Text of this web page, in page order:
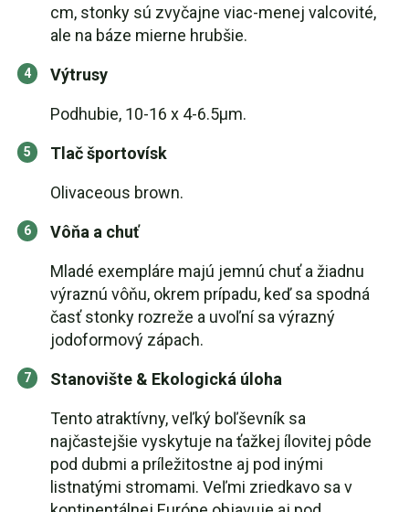
cm, stonky sú zvyčajne viac-menej valcovité,
ale na báze mierne hrubšie.
Výtrusy
Podhubie, 10-16 x 4-6.5µm.
Tlač športovísk
Olivaceous brown.
Vôňa a chuť
Mladé exempláre majú jemnú chuť a žiadnu
výraznú vôňu, okrem prípadu, keď sa spodná
časť stonky rozreže a uvoľní sa výrazný
jodoformový zápach.
Stanovište & Ekologická úloha
Tento atraktívny, veľký boľševník sa
najčastejšie vyskytuje na ťažkej ílovitej pôde
pod dubmi a príležitostne aj pod inými
listnatými stromami. Veľmi zriedkavo sa v